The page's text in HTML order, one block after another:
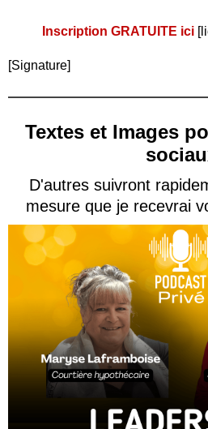
Inscription GRATUITE ici
[Signature]
Textes et Images
D'autres suivront
mesure que je recevrai